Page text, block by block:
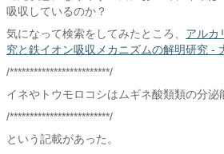
吸収しているのか？
気になって検索をしてみたところ、 アルカ
究と鉄イオン吸収メカニズムの解明研究 -
/*************************/
イネやトウモロコシはムギネ酸類類の分泌
/*************************/
という記載があった。